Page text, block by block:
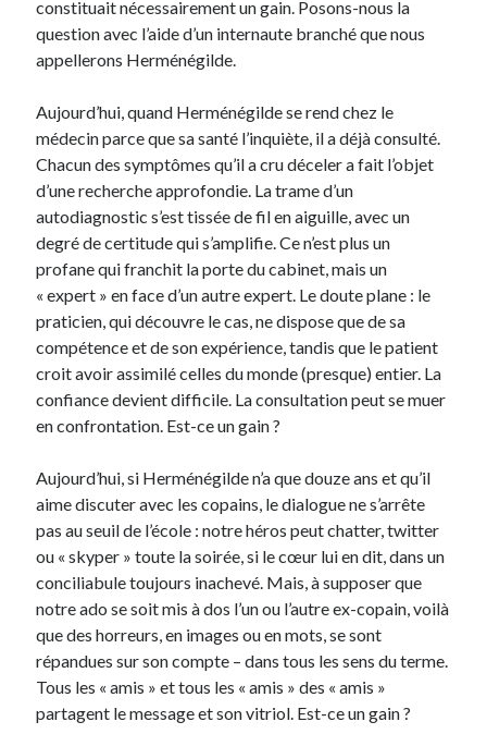
constituait nécessairement un gain. Posons-nous la
question avec l’aide d’un internaute branché que nous
appellerons Herménégilde.
Aujourd’hui, quand Herménégilde se rend chez le
médecin parce que sa santé l’inquiète, il a déjà consulté.
Chacun des symptômes qu’il a cru déceler a fait l’objet
d’une recherche approfondie. La trame d’un
autodiagnostic s’est tissée de fil en aiguille, avec un
degré de certitude qui s’amplifie. Ce n’est plus un
profane qui franchit la porte du cabinet, mais un
« expert » en face d’un autre expert. Le doute plane : le
praticien, qui découvre le cas, ne dispose que de sa
compétence et de son expérience, tandis que le patient
croit avoir assimilé celles du monde (presque) entier. La
confiance devient difficile. La consultation peut se muer
en confrontation. Est-ce un gain ?
Aujourd’hui, si Herménégilde n’a que douze ans et qu’il
aime discuter avec les copains, le dialogue ne s’arrête
pas au seuil de l’école : notre héros peut chatter, twitter
ou « skyper » toute la soirée, si le cœur lui en dit, dans un
conciliabule toujours inachevé. Mais, à supposer que
notre ado se soit mis à dos l’un ou l’autre ex-copain, voilà
que des horreurs, en images ou en mots, se sont
répandues sur son compte – dans tous les sens du terme.
Tous les « amis » et tous les « amis » des « amis »
partagent le message et son vitriol. Est-ce un gain ?